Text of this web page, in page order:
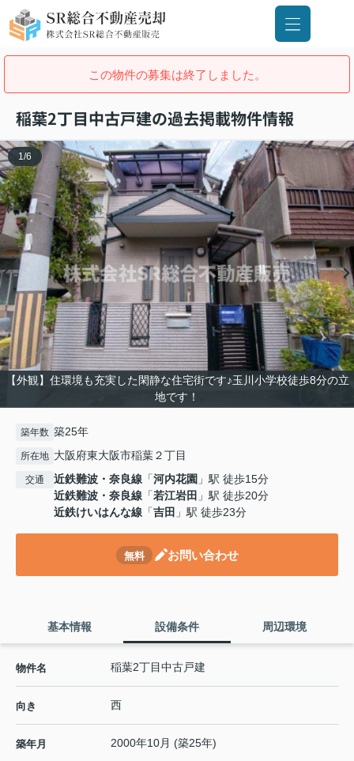
この物件の募集は終了しました。
稲葉2丁目中古戸建の過去掲載物件情報
【外観】住環境も充実した閑静な住宅街です♪玉川小学校徒歩8分の立
地です！
1 /6
築年数 築25年
所在地 大阪府東大阪市稲葉２丁目
交通 近鉄難波・奈良線 「河内花園 」駅 徒歩15分
近鉄難波・奈良線 「若江岩田 」駅 徒歩20分
近鉄けいはんな線 「吉田 」駅 徒歩23分
無料 お問い合わせ
基本情報 設備条件 周辺環境
物件名 稲葉2丁目中古戸建
向き 西
築年月 2000年10月 (築25年)